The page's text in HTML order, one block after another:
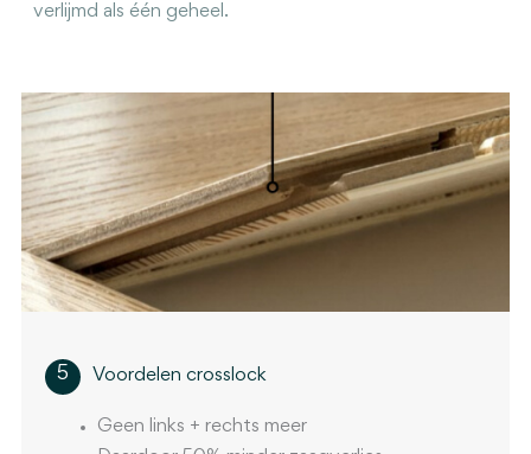
verlijmd als één geheel.
5 Voordelen crosslock
Geen links + rechts meer